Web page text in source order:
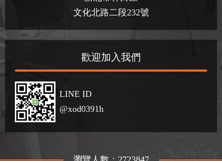
文化北路二段232號
歡迎加入我們
LINE ID
@xod0391h